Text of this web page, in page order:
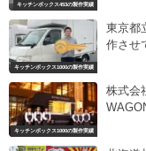
キッチンボックス453の製作実績
キッチンボックス1000の製作実績
東京都
作させ
キッチンボックス1000の製作実績
株式会